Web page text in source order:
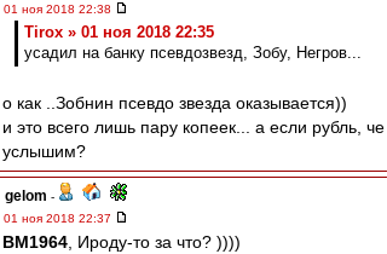
01 ноя 2018 22:38
Tirox » 01 ноя 2018 22:35
усадил на банку псевдозвезд, Зобу, Негров...
о как ..Зобнин псевдо звезда оказывается))
и это всего лишь пару копеек... а если рубль, че
услышим?
gelom -
01 ноя 2018 22:37
BM1964 , Ироду-то за что? ))))